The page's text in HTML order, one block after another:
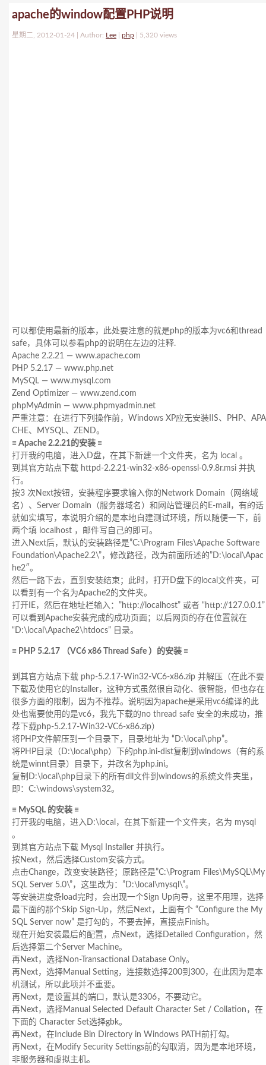
apache的window配置PHP说明
星期二, 2012-01-24 | Author: Lee php 5,320 views
可以都使用最新的版本，此处要注意的就是php的版本为vc6和thread
safe，具体可以参看php的说明在左边的注释.
Apache 2.2.21 — www.apache.com
PHP 5.2.17 — www.php.net
MySQL — www.mysql.com
Zend Optimizer — www.zend.com
phpMyAdmin — www.phpmyadmin.net
严重注意：在进行下列操作前，Windows XP应无安装IIS、PHP、APA
CHE、MYSQL、ZEND。
≡ Apache 2.2.21的安装 ≡
打开我的电脑，进入D盘，在其下新建一个文件夹，名为 local 。
到其官方站点下载 httpd-2.2.21-win32-x86-openssl-0.9.8r.msi 并执
行。
按3 次Next按钮，安装程序要求输入你的Network Domain（网络域
名）、Server Domain（服务器域名）和网站管理员的E-mail，有的话
就如实填写，本说明介绍的是本地自建测试环境，所以随便一下，前
两个填 localhost ，邮件写自己的即可。
进入Next后，默认的安装路径是”C:\Program Files\Apache Software
Foundation\Apache2.2\”，修改路径，改为前面所述的”D:\local\Apac
he2″。
然后一路下去，直到安装结束；此时，打开D盘下的local文件夹，可
以看到有一个名为Apache2的文件夹。
打开IE，然后在地址栏输入：”http://localhost” 或者 “http://127.0.0.1”
可以看到Apache安装完成的成功页面；以后网页的存在位置就在
“D:\local\Apache2\htdocs” 目录。
≡ PHP 5.2.17 （VC6 x86 Thread Safe ）的安装 ≡
到其官方站点下载 php-5.2.17-Win32-VC6-x86.zip 并解压（在此不要
下载及使用它的Installer，这种方式虽然很自动化、很智能，但也存在
很多方面的限制，因为不推荐。说明因为apache是采用vc6编译的此
处也需要使用的是vc6，我先下载的no thread safe 安全的未成功，推
荐下载php-5.2.17-Win32-VC6-x86.zip）
将PHP文件解压到一个目录下，目录地址为 “D:\local\php”。
将PHP目录（D:\local\php）下的php.ini-dist复制到windows（有的系
统是winnt目录）目录下，并改名为php.ini。
复制D:\local\php目录下的所有dll文件到windows的系统文件夹里，
即：C:\windows\system32。
≡ MySQL 的安装 ≡
打开我的电脑，进入D:\local，在其下新建一个文件夹，名为 mysql
。
到其官方站点下载 Mysql Installer 并执行。
按Next，然后选择Custom安装方式。
点击Change，改变安装路径；原路径是”C:\Program Files\MySQL\My
SQL Server 5.0\”，这里改为：”D:\local\mysql\”。
等安装进度条load完时，会出现一个Sign Up向导，这里不用理，选择
最下面的那个Skip Sign-Up，然后Next，上面有个 “Configure the My
SQL Server now” 是打勾的，不要去掉，直接点Finish。
现在开始安装最后的配置，点Next，选择Detailed Configuration，然
后选择第二个Server Machine。
再Next，选择Non-Transactional Database Only。
再Next，选择Manual Setting，连接数选择200到300，在此因为是本
机测试，所以此项并不重要。
再Next，是设置其的端口，默认是3306，不要动它。
再Next，选择Manual Selected Default Character Set / Collation，在
下面的 Character Set选择gbk。
再Next，在Include Bin Directory in Windows PATH前打勾。
再Next，在Modify Security Settings前的勾取消，因为是本地环境，
非服务器和虚拟主机。